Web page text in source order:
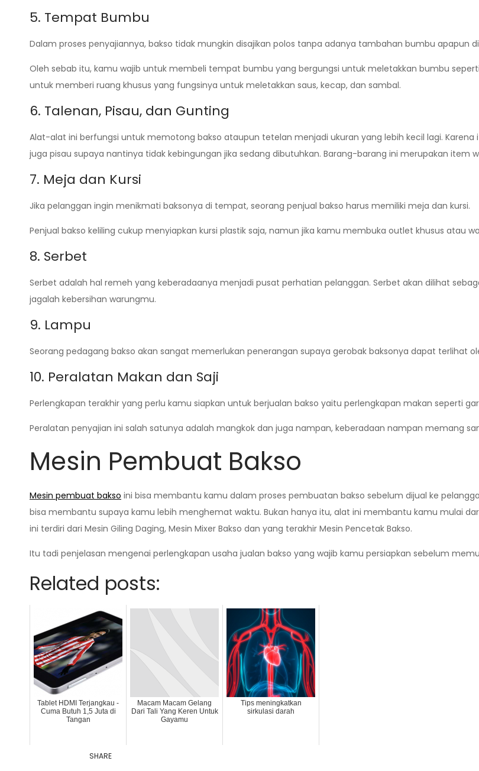
5. Tempat Bumbu
Dalam proses penyajiannya, bakso tidak mungkin disajikan polos tanpa adanya tambahan bumbu apapun
Oleh sebab itu, kamu wajib untuk membeli tempat bumbu yang bergungsi untuk meletakkan bumbu
untuk memberi ruang khusus yang fungsinya untuk meletakkan saus, kecap, dan sambal.
6. Talenan, Pisau, dan Gunting
Alat-alat ini berfungsi untuk memotong bakso ataupun tetelan menjadi ukuran yang lebih kecil lagi.
juga pisau supaya nantinya tidak kebingungan jika sedang dibutuhkan. Barang-barang ini merupakan item
7. Meja dan Kursi
Jika pelanggan ingin menikmati baksonya di tempat, seorang penjual bakso harus memiliki meja dan kursi.
Penjual bakso keliling cukup menyiapkan kursi plastik saja, namun jika kamu membuka outlet khusus atau
8. Serbet
Serbet adalah hal remeh yang keberadaanya menjadi pusat perhatian pelanggan. Serbet akan dilihat
jagalah kebersihan warungmu.
9. Lampu
Seorang pedagang bakso akan sangat memerlukan penerangan supaya gerobak baksonya dapat terlihat
10. Peralatan Makan dan Saji
Perlengkapan terakhir yang perlu kamu siapkan untuk berjualan bakso yaitu perlengkapan makan seperti
Peralatan penyajian ini salah satunya adalah mangkok dan juga nampan, keberadaan nampan memang
Mesin Pembuat Bakso
Mesin pembuat bakso ini bisa membantu kamu dalam proses pembuatan bakso sebelum dijual ke
bisa membantu supaya kamu lebih menghemat waktu. Bukan hanya itu, alat ini membantu kamu mulai
ini terdiri dari Mesin Giling Daging, Mesin Mixer Bakso dan yang terakhir Mesin Pencetak Bakso.
Itu tadi penjelasan mengenai perlengkapan usaha jualan bakso yang wajib kamu persiapkan sebelum
Related posts:
Tablet HDMI Terjangkau -
Cuma Butuh 1,5 Juta di
Tangan
Macam Macam Gelang
Dari Tali Yang Keren Untuk
Gayamu
Tips meningkatkan
sirkulasi darah
SHARE